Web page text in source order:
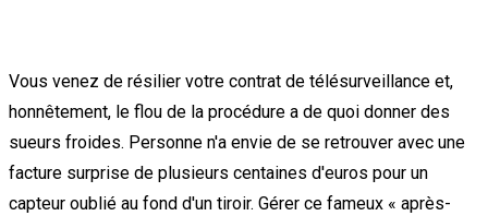
Vous venez de résilier votre contrat de télésurveillance et,
honnêtement, le flou de la procédure a de quoi donner des
sueurs froides. Personne n'a envie de se retrouver avec une
facture surprise de plusieurs centaines d'euros pour un
capteur oublié au fond d'un tiroir. Gérer ce fameux « après-